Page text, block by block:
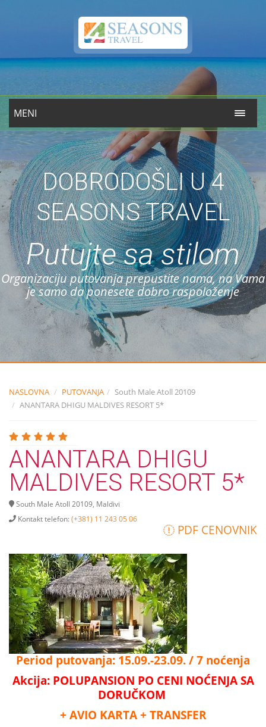
MENI
DOBRODOŠLI U 4
SEASONS TRAVEL
Putujte sa stilom
Organizaciju putovanja prepustite nama, na Vama
je samo da ponesete dobro raspoloženje
NASLOVNA PUTOVANJA
South Male Atoll 20109
ANANTARA DHIGU MALDIVES RESORT 5*
ANANTARA DHIGU
MALDIVES RESORT 5*
South Male Atoll 20109, Maldivi
Kontakt telefon:(+381) 11 243 05 06
PDF CENOVNIK
Period putovanja: 15.09.-23.09. / 7 noćenja
Akcija: POLUPANSION PO CENI NOĆENJA SA
DORUČKOM
+ AVIO KARTA + TRANSFER